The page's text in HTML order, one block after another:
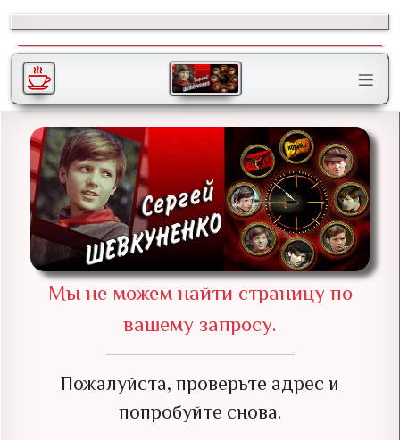
Мы не можем найти страницу по
вашему запросу.
Пожалуйста, проверьте адрес и
попробуйте снова.